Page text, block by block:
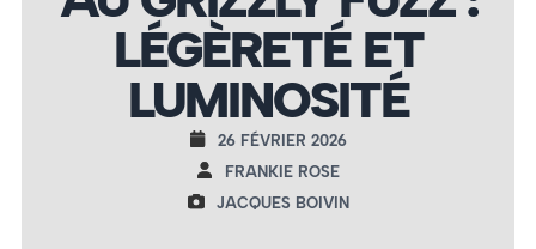
LÉGÈRETÉ ET
LUMINOSITÉ
26 FÉVRIER 2026
FRANKIE ROSE
JACQUES BOIVIN